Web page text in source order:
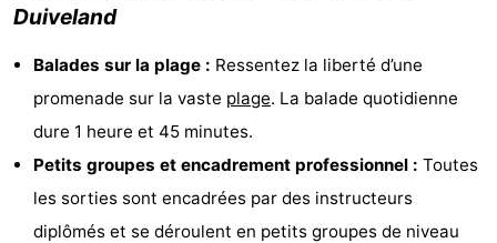
Oase
Duinoord
-
Ginsterveld
-
Julianahoeve
Livingstone
-
Port
Duiveland
Balades sur la plage : Ressentez la liberté d’une
promenade sur la vaste plage. La balade quotidienne
dure 1 heure et 45 minutes.
Petits groupes et encadrement professionnel : Toutes
les sorties sont encadrées par des instructeurs
diplômés et se déroulent en petits groupes de niveau